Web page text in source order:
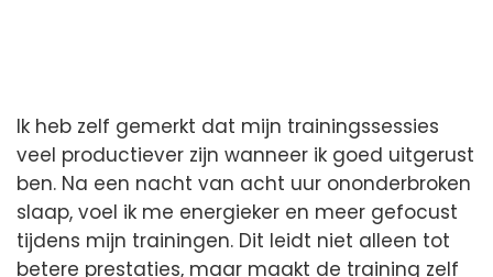
Ik heb zelf gemerkt dat mijn trainingssessies
veel productiever zijn wanneer ik goed uitgerust
ben. Na een nacht van acht uur ononderbroken
slaap, voel ik me energieker en meer gefocust
tijdens mijn trainingen. Dit leidt niet alleen tot
betere prestaties, maar maakt de training zelf